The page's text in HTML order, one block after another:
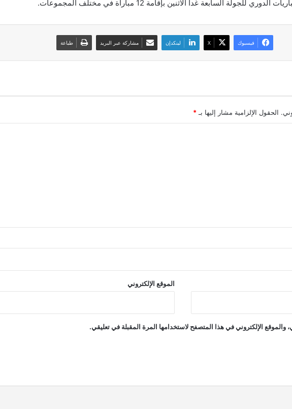
السابعة غدا الاثنين بإقامة 12 مباراة في مختلف المجموعات.
فيسبوك ‫X لينكدإن مشاركة عبر البريد طباعة
الحقول الإلزامية مشار إليها بـ*
الموقع الإلكتروني
والموقع الإلكتروني في هذا المتصفح لاستخدامها المرة المقبلة في تعليقي.